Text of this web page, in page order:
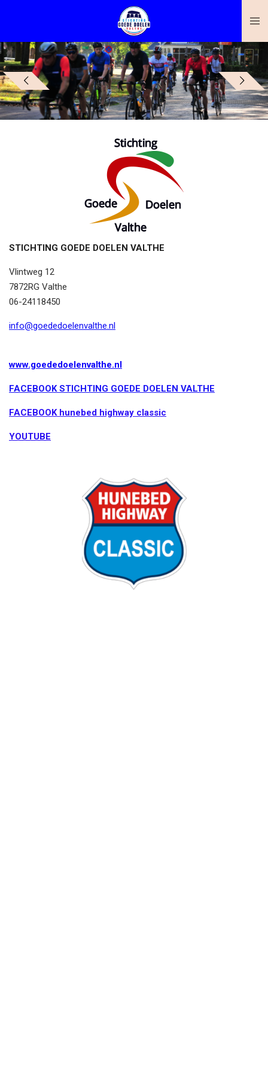
naar
de
hoofdinhoud
STICHTING GOEDE DOELEN VALTHE
Vlintweg 12
7872RG Valthe
06-24118450
info@goededoelenvalthe.nl
www.goededoelenvalthe.nl
FACEBOOK STICHTING GOEDE DOELEN VALTHE
FACEBOOK hunebed highway classic
YOUTUBE